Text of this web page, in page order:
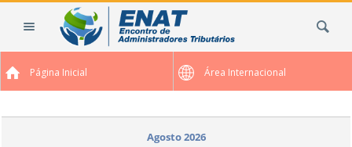
Página Inicial Área Internacional
Agosto 2026